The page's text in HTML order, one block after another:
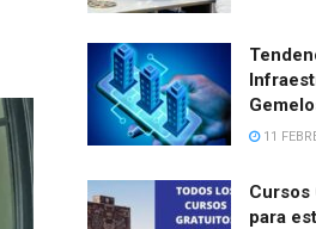
11
Cursos
para